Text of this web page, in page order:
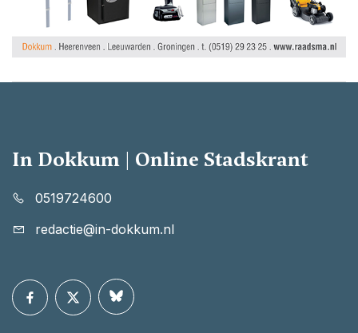
In Dokkum | Online Stadskrant
0519724600
redactie@in-dokkum.nl